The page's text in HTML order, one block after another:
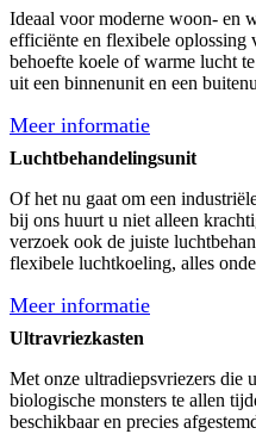
Ideaal voor moderne woon- en
efficiënte en flexibele oplossing
behoefte koele of warme lucht
uit een binnenunit en een
Meer informatie
Luchtbehandelingsunit
Of het nu gaat om een
bij ons huurt u niet alleen
verzoek ook de juiste
flexibele luchtkoeling, alles
Meer informatie
Ultravriezkasten
Met onze ultradiepsvriezers die
biologische monsters te allen
beschikbaar en precies